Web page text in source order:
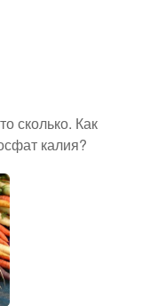
сколько. Как
калия?